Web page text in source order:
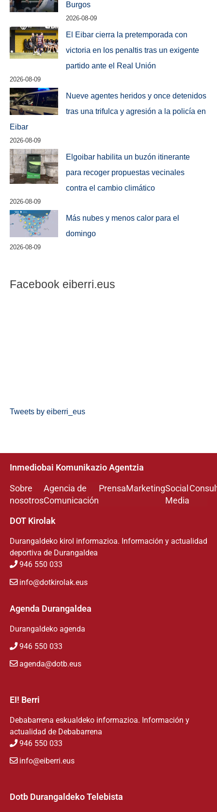
Burgos
2026-08-09
El Eibar cierra la pretemporada con
victoria en los penaltis tras un exigente
partido ante el Real Unión
2026-08-09
Nueve agentes heridos y once detenidos
tras una trifulca y agresión a la policía en
Eibar
2026-08-09
Elgoibar habilita un buzón itinerante
para recoger propuestas vecinales
contra el cambio climático
2026-08-09
Más nubes y menos calor para el
domingo
2026-08-09
Facebook eiberri.eus
Tweets by eiberri_eus
Inmediobai Komunikazio Agentzia
Sobre
nosotros
Agencia de
Comunicación
PrensaMarketingSocial
Media
DOT Kirolak
Durangaldeko kirol informazioa. Información y actualidad
deportiva de Durangaldea
946 550 033
info@dotkirolak.eus
Agenda Durangaldea
Durangaldeko agenda
946 550 033
agenda@dotb.eus
EI! Berri
Debabarrena eskualdeko informazioa. Información y
actualidad de Debabarrena
946 550 033
info@eiberri.eus
Dotb Durangaldeko Telebista